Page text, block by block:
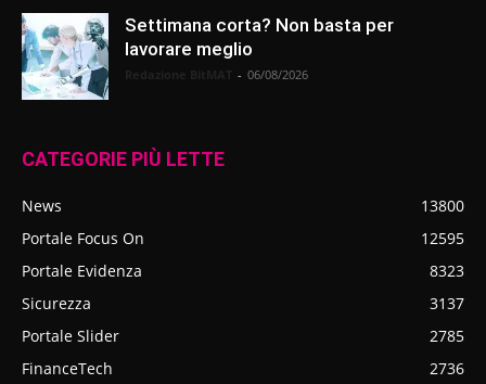
Settimana corta? Non basta per
lavorare meglio
- 06/08/2026
CATEGORIE PIÙ LETTE
News
13800
Portale Focus On
12595
Portale Evidenza
8323
Sicurezza
3137
Portale Slider
2785
FinanceTech
2736